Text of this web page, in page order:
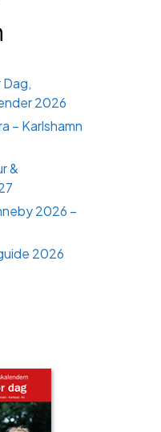
2026
– Karlshamn
&
2026 –
2026